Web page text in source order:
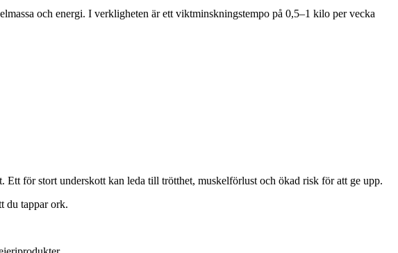
och energi. I verkligheten är ett viktminskningstempo på 0,5–1 kilo per vecka
för stort underskott kan leda till trötthet, muskelförlust och ökad risk för att ge upp.
du tappar ork.